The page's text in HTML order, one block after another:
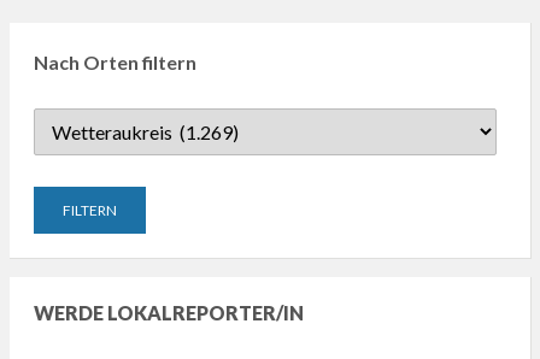
Nach Orten filtern
WERDE LOKALREPORTER/IN